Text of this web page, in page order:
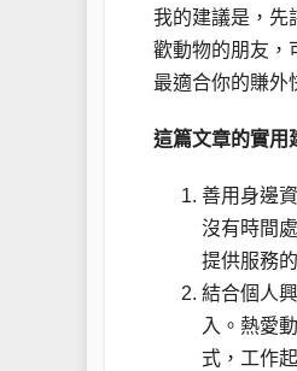
我的建議是，先
歡動物的朋友，
最適合你的賺外
這篇文章的實用
善用身邊
沒有時間
提供服務
結合個人
入。熱愛
式，工作